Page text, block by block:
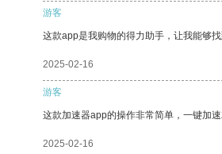
游客
这款app是我购物的得力助手，让我能够
2025-02-16
游客
这款加速器app的操作非常简单，一键加速
2025-02-16